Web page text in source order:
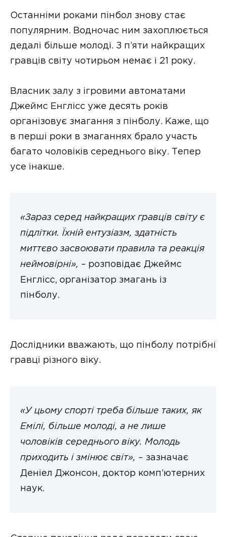
Останніми роками пінбол знову стає
популярним. Водночас ним захоплюється
дедалі більше молоді. З п’яти найкращих
гравців світу чотирьом немає і 21 року.
Власник залу з ігровими автоматами
Джеймс Енглісс уже десять років
організовує змагання з пінболу. Каже, що
в перші роки в змаганнях брало участь
багато чоловіків середнього віку. Тепер
усе інакше.
«Зараз серед найкращих гравців світу є
підлітки. Їхній ентузіазм, здатність
миттєво засвоювати правила та реакція
неймовірні», – розповідає Джеймс
Енглісс, організатор змагань із
пінболу.
Дослідники вважають, що пінболу потрібні
гравці різного віку.
«У цьому спорті треба більше таких, як
Емілі, більше молоді, а не лише
чоловіків середнього віку. Молодь
приходить і змінює світ», – зазначає
Деніел Джонсон, доктор комп’ютерних
наук.